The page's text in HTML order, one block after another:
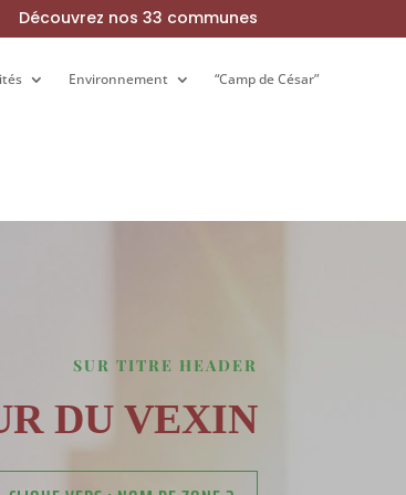
Découvrez nos 33 communes
Environnement “Camp de César”
Environnement “Camp de César”
SUR TITRE HEADER
DU VEXIN